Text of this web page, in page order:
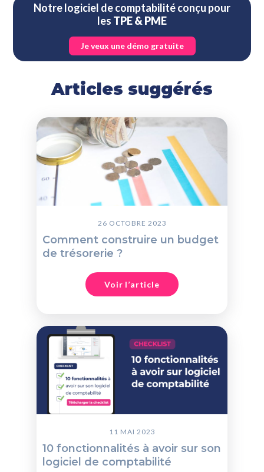
Notre logiciel de comptabilité conçu pour
les TPE & PME
Je veux une démo gratuite
Articles suggérés
26 OCTOBRE 2023
Comment construire un budget
de trésorerie ?
Voir l’article
11 MAI 2023
10 fonctionnalités à avoir sur son
logiciel de comptabilité